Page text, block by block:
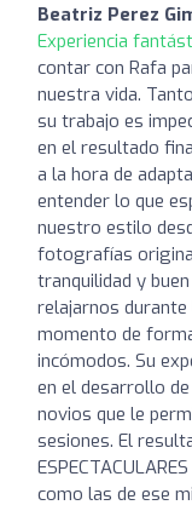
Beatriz Perez
Experiencia
contar con Rafa
nuestra vida.
su trabajo es
en el resultado
a la hora de
entender lo que
nuestro estilo
fotografías
tranquilidad y
relajarnos
momento de
incómodos. Su
en el desarrollo
novios que le
sesiones. El
como las de ese